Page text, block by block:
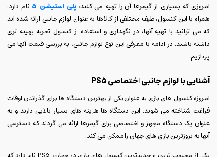
امروزی که بسیاری از گیمرها آن را تهیه می کنند،پلی استیشن 5
نام دارد.
همراه با این کنسول، طیف مختلفی از کالاها به عنوان لوازم جانبی ارائه شده اند
که می توانید با تهیه آنها، در نگهداری و استفاده از کنسول تجربه بهینه تری
داشته باشید. در ادامه با معرفی این نوع لوازم جانبی، به بررسی قیمت آنها می
پردازیم.
آشنایی با لوازم جانبی اختصاصی PS5
امروزه کنسول های بازی به عنوان یکی از بهترین دستگاه ها برای گذراندن اوقات
فراغت شناخته می شوند. این دستگاه ها هزینه های بسیار بالایی دارند و به
عنوان یک دستگاه مجهز و اختصاصی برای گیمرها ارائه می گردند که دسترسی
آنها به بروزترین بازی های جهان را ممکن می کند.